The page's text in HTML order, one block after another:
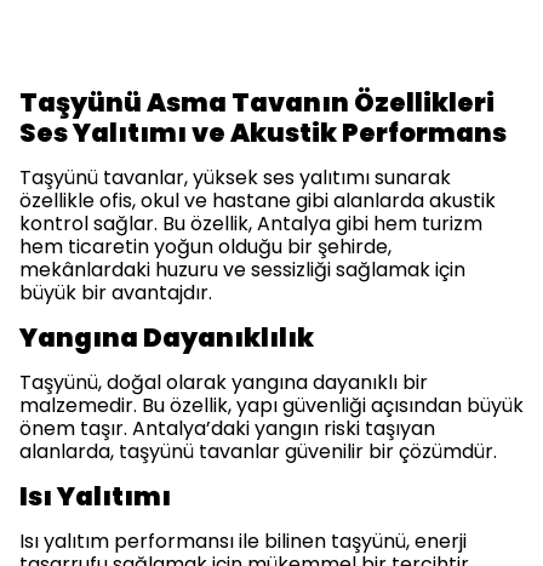
Taşyünü Asma Tavanın Özellikleri
Ses Yalıtımı ve Akustik Performans
Taşyünü tavanlar, yüksek ses yalıtımı sunarak
özellikle ofis, okul ve hastane gibi alanlarda akustik
kontrol sağlar. Bu özellik, Antalya gibi hem turizm
hem ticaretin yoğun olduğu bir şehirde,
mekânlardaki huzuru ve sessizliği sağlamak için
büyük bir avantajdır.
Yangına Dayanıklılık
Taşyünü, doğal olarak yangına dayanıklı bir
malzemedir. Bu özellik, yapı güvenliği açısından büyük
önem taşır. Antalya’daki yangın riski taşıyan
alanlarda, taşyünü tavanlar güvenilir bir çözümdür.
Isı Yalıtımı
Isı yalıtım performansı ile bilinen taşyünü, enerji